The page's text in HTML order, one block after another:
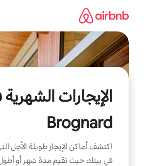
الإيجارات
Brognard
اكتشف أماكن الإيجار طويلة الأجل
في بيتك حيث تقيم مدة شهر أو